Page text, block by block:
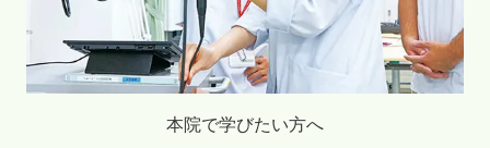
本院で学びたい方へ